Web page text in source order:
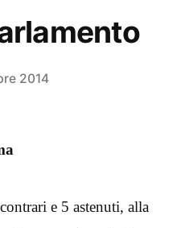
2014
e 5 astenuti, alla